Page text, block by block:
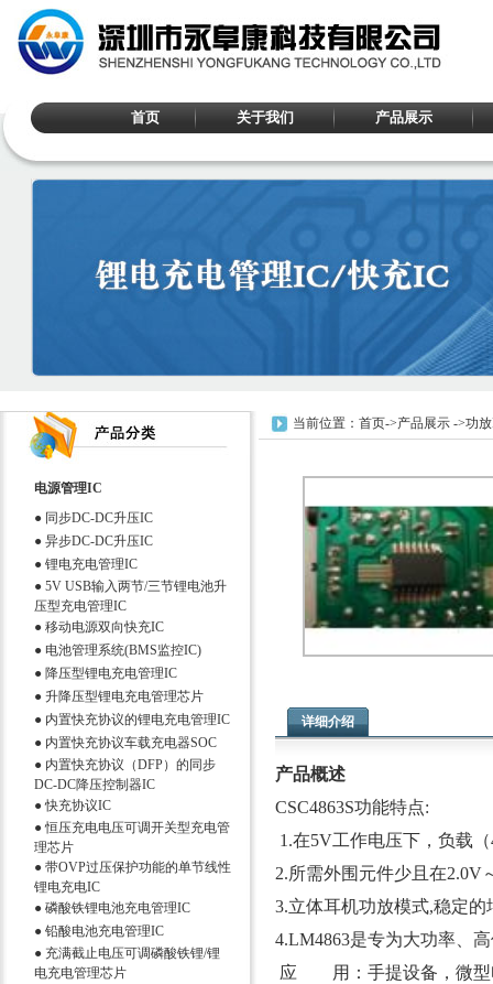
首页 关于我们 产品展示
电源管理IC
● 同步DC-DC升压IC
● 异步DC-DC升压IC
● 锂电充电管理IC
● 5V USB输入两节/三节锂电池升
压型充电管理IC
● 移动电源双向快充IC
● 电池管理系统(BMS监控IC)
● 降压型锂电充电管理IC
● 升降压型锂电充电管理芯片
● 内置快充协议的锂电充电管理IC
● 内置快充协议车载充电器SOC
● 内置快充协议（DFP）的同步
DC-DC降压控制器IC
● 快充协议IC
● 恒压充电电压可调开关型充电管
理芯片
● 带OVP过压保护功能的单节线性
锂电充电IC
● 磷酸铁锂电池充电管理IC
● 铅酸电池充电管理IC
● 充满截止电压可调磷酸铁锂/锂
电充电管理芯片
当前位置： 首页->产品展示 ->功
详细介绍
产品概述
CSC4863S功能特点:
1.在5V工作电压下，负载
2.所需外围元件少且在2.0V
3.立体耳机功放模式,稳定
4.LM4863是专为大功率、
应 用：手提设备，微型